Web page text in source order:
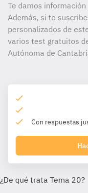
Te damos
Además, si te
personalizados de
varios test gratuitos
Autónoma de
Con respuestas